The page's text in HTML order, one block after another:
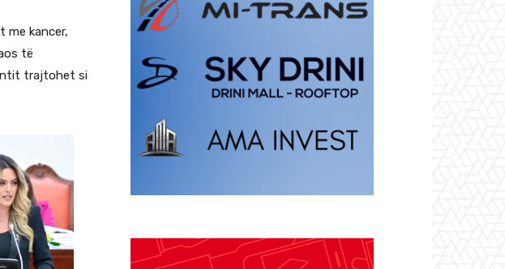
me kancer,
të
trajtohet si